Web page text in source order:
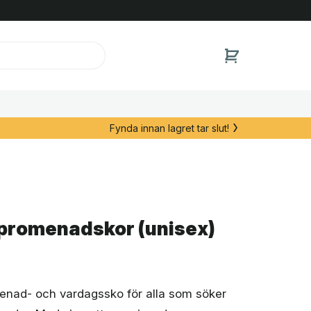
Fynda innan lagret tar slut!
(unisex)
och vardagssko för alla som söker